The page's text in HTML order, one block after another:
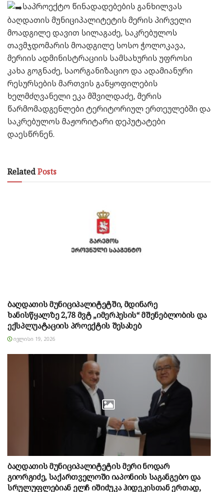
საპროექტო წინადადებების განხილვას
ბაღდათის მუნიციპალიტეტის მერის პირველი
მოადგილე დავით სილაგაძე, საკრებულოს
თავმჯდომარის მოადგილე სოსო ჭოლოკავა,
მერიის ადმინისტრაციის სამსახურის უფროსი
კახა გოგნაძე, საორგანიზაციო და ადამიანური
რესურსების მართვის განყოფილების
ხელმძღვანელი ეკა მშვილდაძე, მერის
წარმომადგენლები ტერიტორიულ ერთეულებში და
საკრებულოს მაჟორიტარი დეპუტატები
დაესწრნენ.
RelatedPosts
ბაღდათის მუნიციპალიტეტში, მდინარე
ხანისწყალზე 2,78 მვტ „იმერჰესის“ მშენებლობის და
ექსპლუატაციის პროექტის შესახებ
ᲘᲕᲚᲘᲡᲘ 19, 2026
ბაღდათის მუნიციპალიტეტის მერი ნოდარ
გიორგიძე, საქართველოში იაპონიის საგანგებო და
სრულუფლებიან ელჩ იშიძუკა ჰიდეკისთან ერთად,